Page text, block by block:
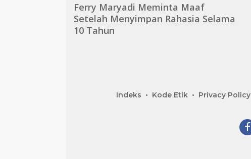
Ferry Maryadi Meminta Maaf
Setelah Menyimpan Rahasia Selama
10 Tahun
Indeks Kode Etik Privacy Policy